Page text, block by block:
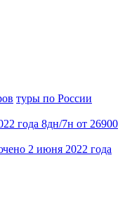
туры по России
года 8дн/7н от 26900
2 июня 2022 года